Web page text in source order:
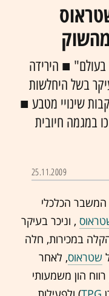
בעולם" ■ הירידה
בשל היחלשות
שינויי מטבע ■
במגמה חיובית
25.11.2009
המשבר הכלכלי
, וניכר בעיקר
במכירות, חלה
שטראוס, לאחר
רווח הון משמעותי